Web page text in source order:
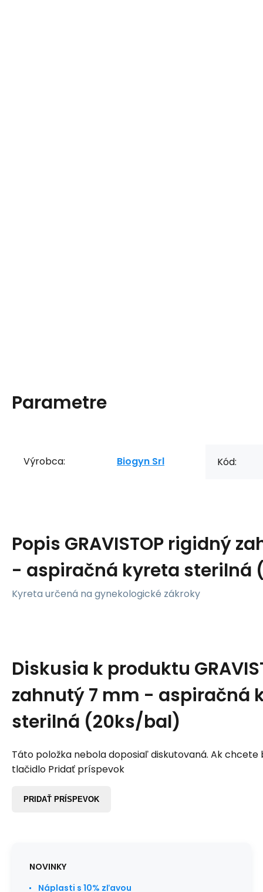
Parametre
Výrobca: Biogyn Srl Kód:
Popis GRAVISTOP rigidný
- aspiračná kyreta sterilná
Kyreta určená na gynekologické zákroky
Diskusia k produktu
zahnutý 7 mm - aspiračná
sterilná (20ks/bal)
Táto položka nebola doposiaľ diskutovaná. Ak chcete
tlačidlo Pridať príspevok
PRIDAŤ PRÍSPEVOK
NOVINKY
Náplasti s 10% zľavou